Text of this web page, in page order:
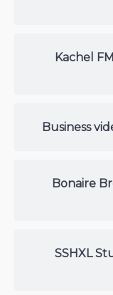
Kachel
Business
Bonaire
SSHXL